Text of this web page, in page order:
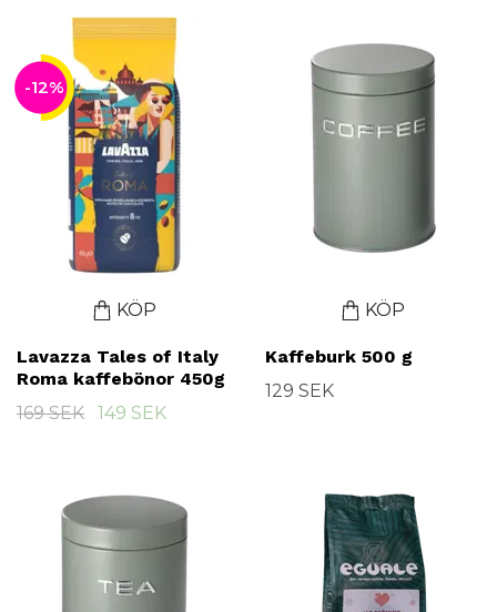
-12%
KÖP
Lavazza Tales of Italy
Roma kaffebönor 450g
169 SEK
149 SEK
KÖP
Kaffeburk 500 g
129 SEK